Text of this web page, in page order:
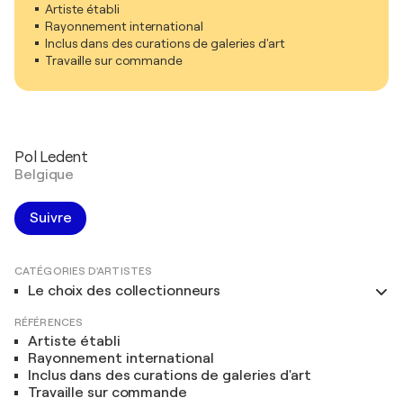
Artiste établi
Rayonnement international
Inclus dans des curations de galeries d'art
Travaille sur commande
Pol Ledent
Belgique
Suivre
CATÉGORIES D'ARTISTES
Le choix des collectionneurs
RÉFÉRENCES
Artiste établi
Rayonnement international
Inclus dans des curations de galeries d'art
Travaille sur commande